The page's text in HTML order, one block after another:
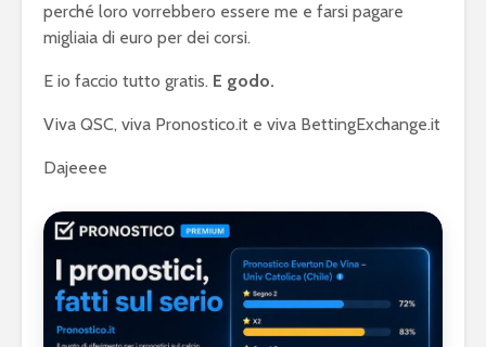
perché loro vorrebbero essere me e farsi pagare
migliaia di euro per dei corsi.
E io faccio tutto gratis. E godo.
Viva QSC, viva Pronostico.it e viva BettingExchange.it
Dajeeee